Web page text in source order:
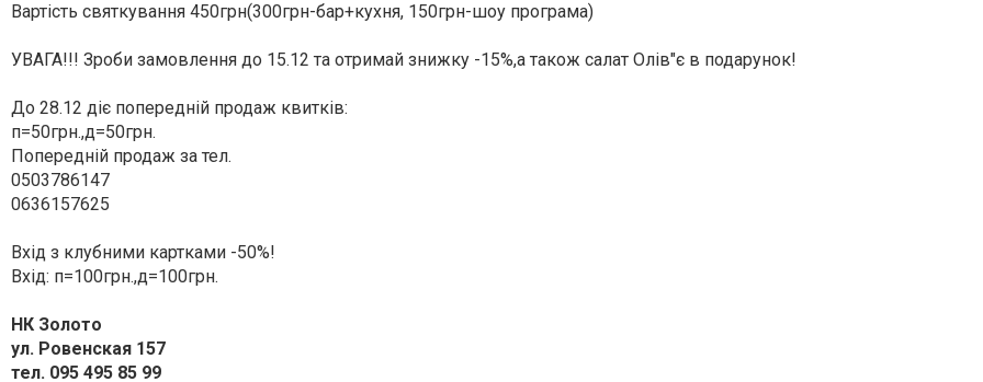
Вартість святкування 450грн(300грн-бар+кухня, 150грн-шоу програма)
УВАГА!!! Зроби замовлення до 15.12 та отримай знижку -15%,а також салат Олів"є в подарунок!
До 28.12 діє попередній продаж квитків:
п=50грн.,д=50грн.
Попередній продаж за тел.
0503786147
0636157625
Вхід з клубними картками -50%!
Вхід: п=100грн.,д=100грн.
НК Золото
ул. Ровенская 157
тел. 095 495 85 99